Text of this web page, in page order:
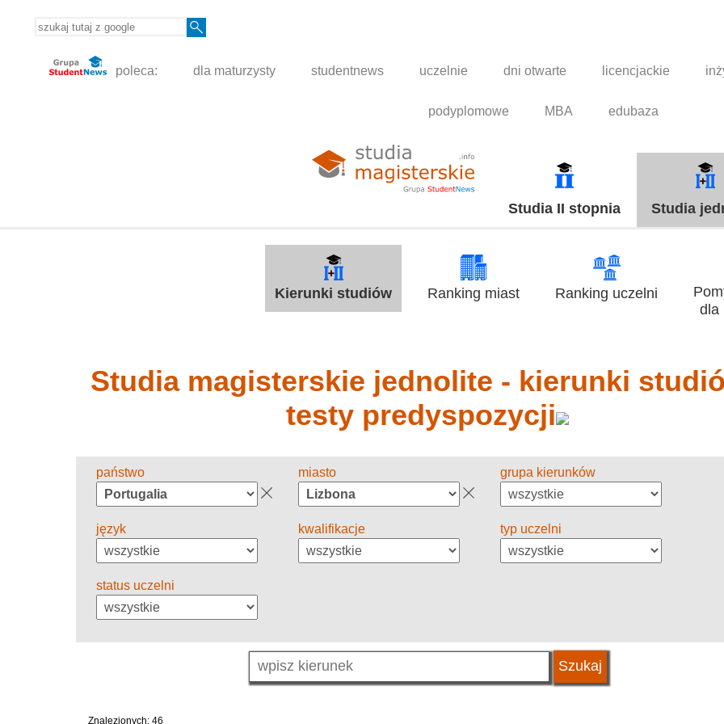
poleca: dla maturzysty studentnews uczelnie dni otwarte licencjackie
podyplomowe MBA edubaza
Studia II stopnia Studia
Kierunki studiów Ranking miast Ranking uczelni
dla
Studia magisterskie jednolite - kierunki
testy predyspozycji
państwo miasto grupa kierunków
język kwalifikacje typ uczelni
status uczelni
Znalezionych: 46